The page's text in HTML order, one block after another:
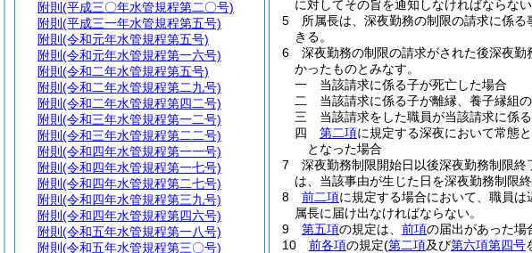
に対してその旨を通知しなければならない
5
所属長は、深夜勤務の制限の請求に係
きる。
6
深夜勤務の制限の請求がされた後深夜勤
かったものとみなす。
一
当該請求に係る子が死亡した場合
二
当該請求に係る子が離縁、養子縁組
三
当該請求をした職員が当該請求に係
四
第二項に規定する深夜において常態
となった場合
7
深夜勤務制限開始日以後深夜勤務制限終
は、当該事由が生じた日を深夜勤務制限
8
前二項に規定する場合において、職員は
属長に届け出なければならない。
9
第五項の規定は、 前項の届出があった場
10
前各項の規定(第二項及び第六項第四号
附則 (平成三〇年水管規程第二〇号)
附則 (平成三一年水管規程第五号)
附則 (令和元年水管規程第五号)
附則 (令和元年水管規程第一六号)
附則 (令和二年水管規程第五号)
附則 (令和二年水管規程第二九号)
附則 (令和二年水管規程第四二号)
附則 (令和三年水管規程第一二号)
附則 (令和三年水管規程第二二号)
附則 (令和四年水管規程第一一号)
附則 (令和四年水管規程第一七号)
附則 (令和四年水管規程第二七号)
附則 (令和四年水管規程第三九号)
附則 (令和四年水管規程第四六号)
附則 (令和五年水管規程第一八号)
附則 (令和五年水管規程第三〇号)